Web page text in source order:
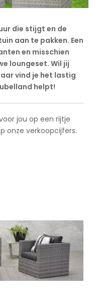
die stijgt en de
aan te pakken. Een
en misschien
loungeset. Wil jij
vind je het lastig
helpt!
jou op een rijtje
onze verkoopcijfers.